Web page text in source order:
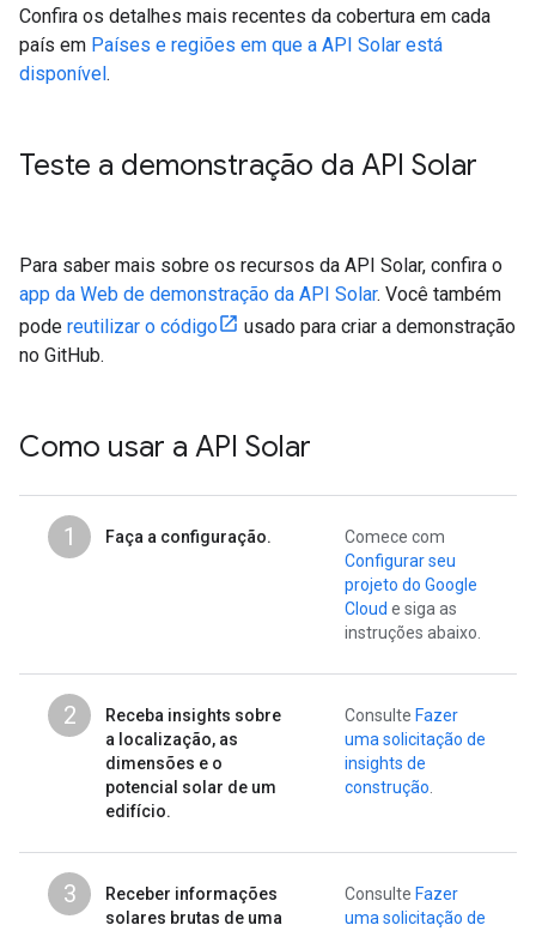
Confira os detalhes mais recentes da cobertura em cada
país em Países e regiões em que a API Solar está
disponível.
Teste a demonstração da API Solar
Para saber mais sobre os recursos da API Solar, confira o
app da Web de demonstração da API Solar. Você também
pode reutilizar o código
usado para criar a demonstração
no GitHub.
Como usar a API Solar
1 Faça a configuração.
Comece com
Configurar seu
projeto do Google
Cloud e siga as
instruções abaixo.
2
Receba insights sobre
a localização, as
dimensões e o
potencial solar de um
edifício.
Consulte Fazer
uma solicitação de
insights de
construção
3
Receber informações
solares brutas de uma
Consulte Fazer
uma solicitação de